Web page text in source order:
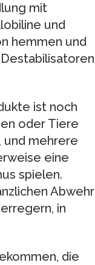
mit
und
hemmen und
ist noch
oder Tiere
und mehrere
eine
spielen.
Abwehr
in
die